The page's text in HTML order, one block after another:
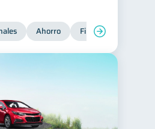
Ahorro Finanzas para